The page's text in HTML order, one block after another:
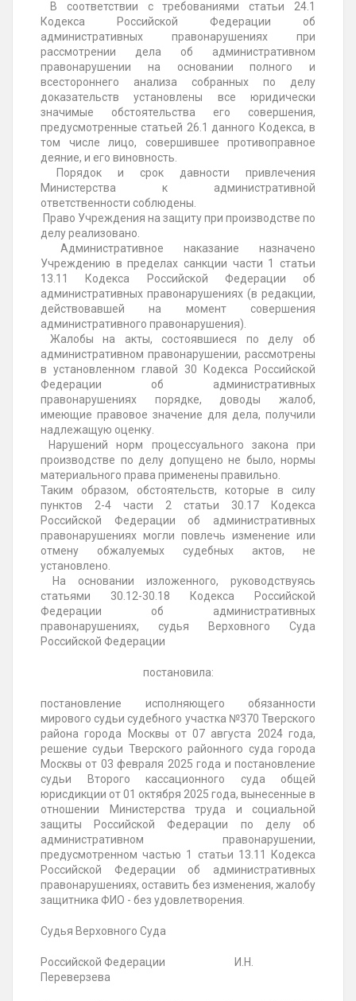
В соответствии с требованиями статьи 24.1
Кодекса Российской Федерации об
административных правонарушениях при
рассмотрении дела об административном
правонарушении на основании полного и
всестороннего анализа собранных по делу
доказательств установлены все юридически
значимые обстоятельства его совершения,
предусмотренные статьей 26.1 данного Кодекса, в
том числе лицо, совершившее противоправное
деяние, и его виновность.
Порядок и срок давности привлечения
Министерства к административной
ответственности соблюдены.
Право Учреждения на защиту при производстве по
делу реализовано.
Административное наказание назначено
Учреждению в пределах санкции части 1 статьи
13.11 Кодекса Российской Федерации об
административных правонарушениях (в редакции,
действовавшей на момент совершения
административного правонарушения).
Жалобы на акты, состоявшиеся по делу об
административном правонарушении, рассмотрены
в установленном главой 30 Кодекса Российской
Федерации об административных
правонарушениях порядке, доводы жалоб,
имеющие правовое значение для дела, получили
надлежащую оценку.
Нарушений норм процессуального закона при
производстве по делу допущено не было, нормы
материального права применены правильно.
Таким образом, обстоятельств, которые в силу
пунктов 2-4 части 2 статьи 30.17 Кодекса
Российской Федерации об административных
правонарушениях могли повлечь изменение или
отмену обжалуемых судебных актов, не
установлено.
На основании изложенного, руководствуясь
статьями 30.12-30.18 Кодекса Российской
Федерации об административных
правонарушениях, судья Верховного Суда
Российской Федерации
постановила:
постановление исполняющего обязанности
мирового судьи судебного участка №370 Тверского
района города Москвы от 07 августа 2024 года,
решение судьи Тверского районного суда города
Москвы от 03 февраля 2025 года и постановление
судьи Второго кассационного суда общей
юрисдикции от 01 октября 2025 года, вынесенные в
отношении Министерства труда и социальной
защиты Российской Федерации по делу об
административном правонарушении,
предусмотренном частью 1 статьи 13.11 Кодекса
Российской Федерации об административных
правонарушениях, оставить без изменения, жалобу
защитника ФИО - без удовлетворения.
Судья Верховного Суда
Российской Федерации И.Н.
Переверзева